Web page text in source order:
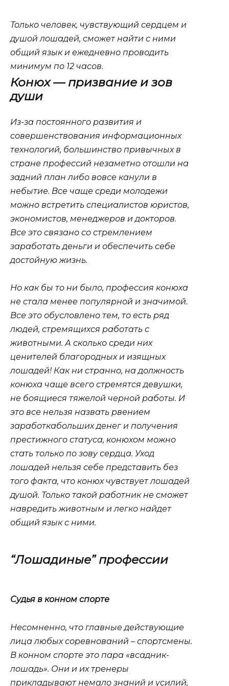
Только человек, чувствующий сердцем и
душой лошадей, сможет найти с ними
общий язык и ежедневно проводить
минимум по 12 часов.
Конюх — призвание и зов
души
Из-за постоянного развития и
совершенствования информационных
технологий, большинство привычных в
стране профессий незаметно отошли на
задний план либо вовсе канули в
небытие. Все чаще среди молодежи
можно встретить специалистов юристов,
экономистов, менеджеров и докторов.
Все это связано со стремлением
заработать деньги и обеспечить себе
достойную жизнь.
Но как бы то ни было, профессия конюха
не стала менее популярной и значимой.
Все это обусловлено тем, то есть ряд
людей, стремящихся работать с
животными. А сколько среди них
ценителей благородных и изящных
лошадей! Как ни странно, на должность
конюха чаще всего стремятся девушки,
не боящиеся тяжелой черной работы. И
это все нельзя назвать рвением
заработкабольших денег и получения
престижного статуса, конюхом можно
стать только по зову сердца. Уход
лошадей нельзя себе представить без
того факта, что конюх чувствует лошадей
душой. Только такой работник не сможет
навредить животным и легко найдет
общий язык с ними.
“Лошадиные” профессии
Судья в конном спорте
Несомненно, что главные действующие
лица любых соревнований – спортсмены.
В конном спорте это пара «всадник-
лошадь». Они и их тренеры
прикладывают немало знаний и усилий,